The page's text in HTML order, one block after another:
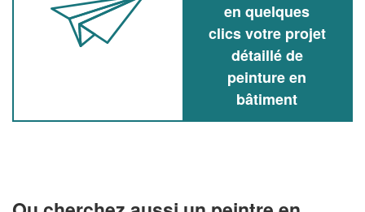
en quelques
clics votre projet
détaillé de
peinture en
bâtiment